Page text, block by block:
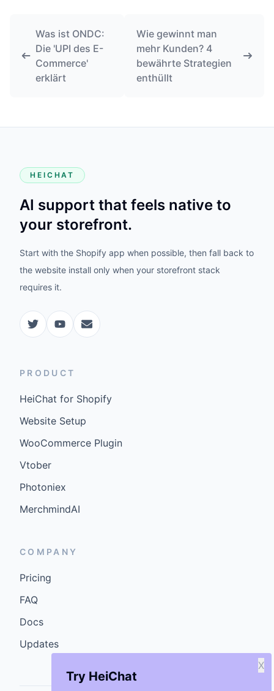
Try HeiChat
X
Was ist ONDC:
Die 'UPI des E-
Commerce'
erklärt
Wie gewinnt man
mehr Kunden? 4
bewährte Strategien
enthüllt
HEICHAT
AI support that feels native to
your storefront.
Start with the Shopify app when possible, then fall back to
the website install only when your storefront stack
requires it.
PRODUCT
HeiChat for Shopify
Website Setup
WooCommerce Plugin
Vtober
Photoniex
MerchmindAI
COMPANY
Pricing
FAQ
Docs
Updates